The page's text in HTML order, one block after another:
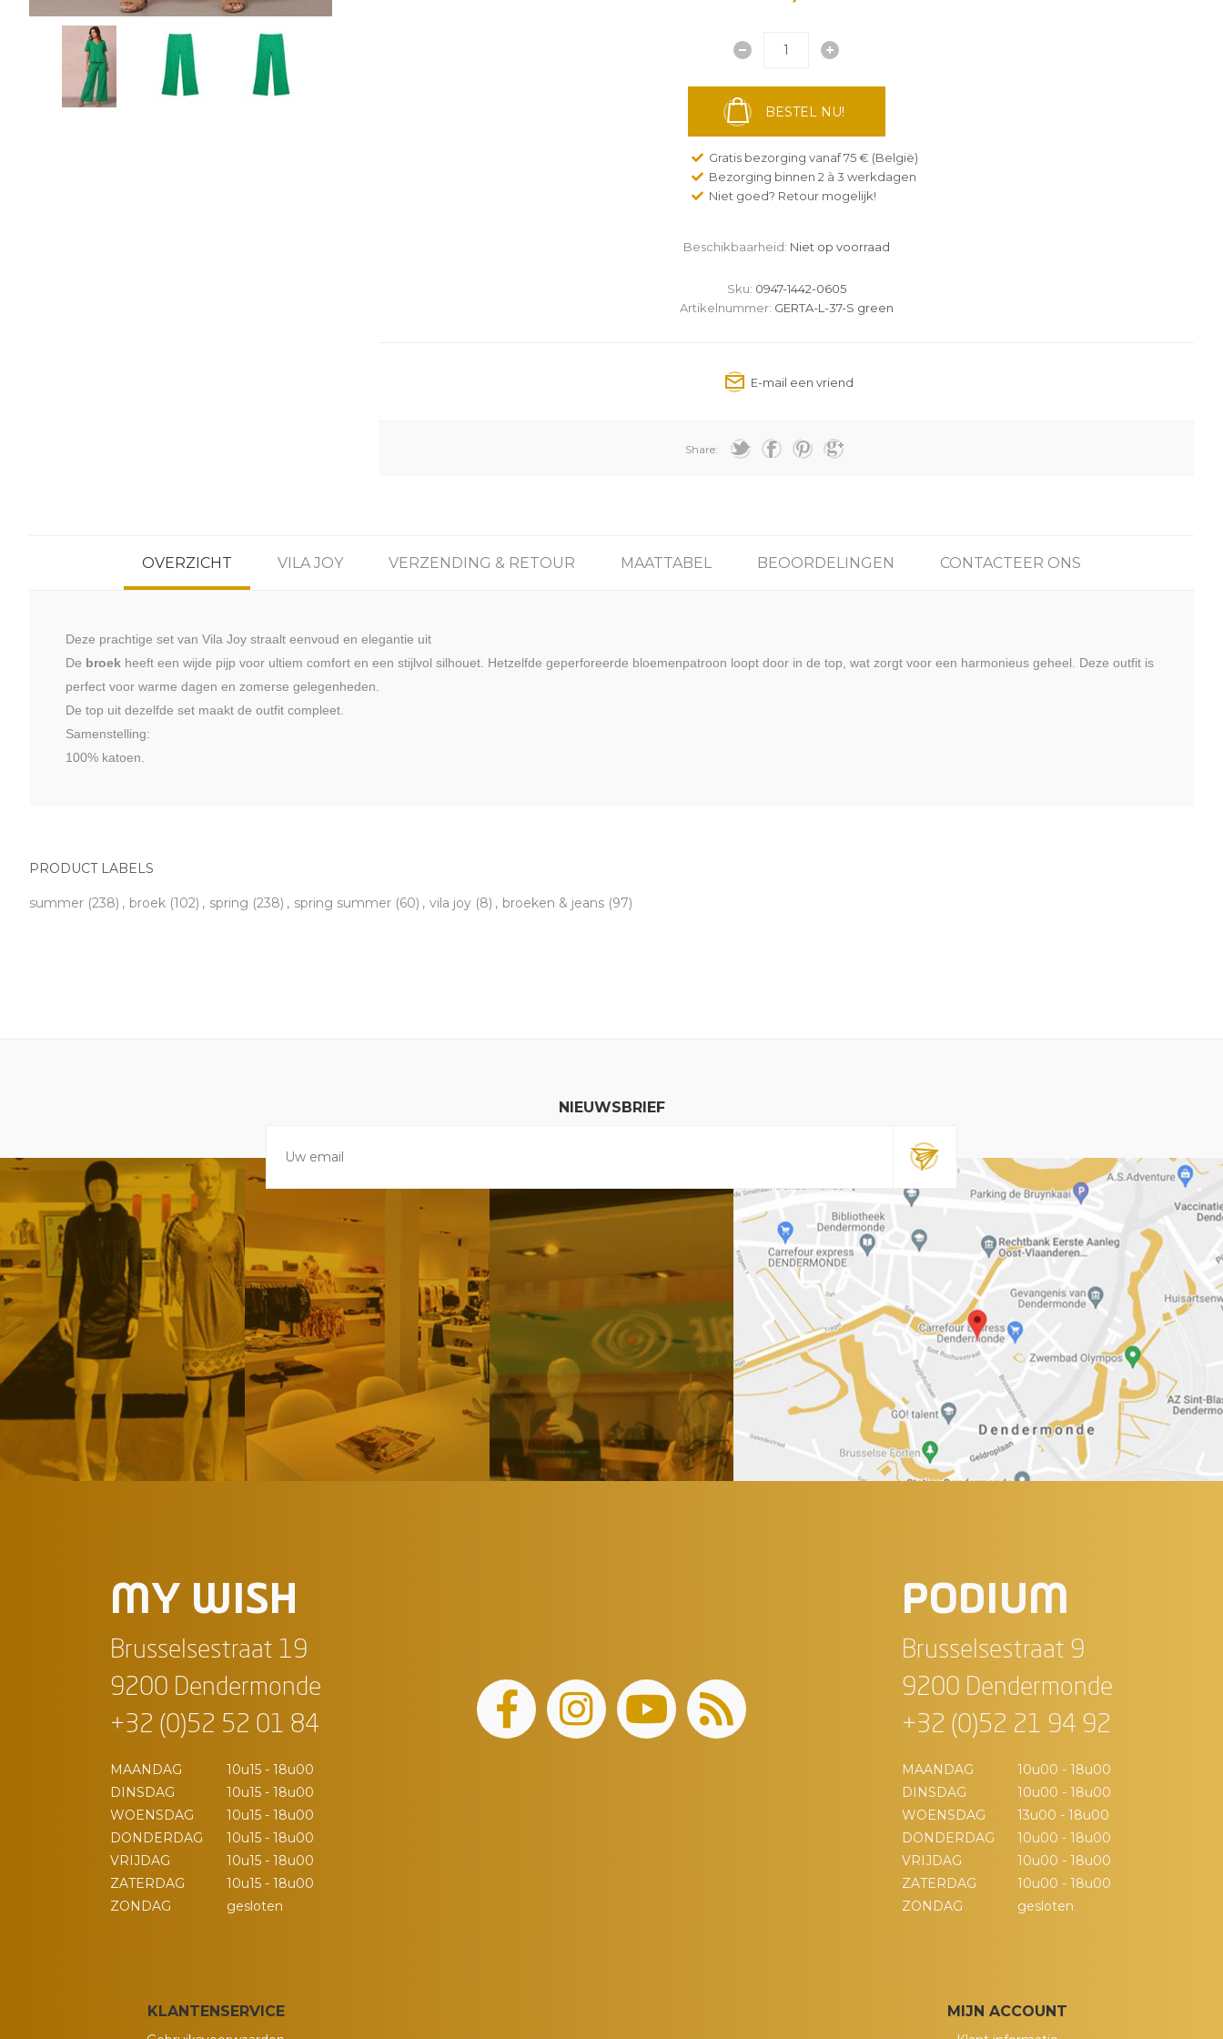
BESTEL NU!
Gratis bezorging vanaf 75 € (België)
Bezorging binnen 2 à 3 werkdagen
Niet goed? Retour mogelijk!
Beschikbaarheid: Niet op voorraad
Sku: 0947-1442-0605
Artikelnummer: GERTA-L-37-S green
Share:
OVERZICHT VILA JOY VERZENDING & RETOUR MAATTABEL BEOORDELINGEN CONTACTEER ONS
Deze prachtige set van Vila Joy straalt eenvoud en elegantie uit
De broek heeft een wijde pijp voor ultiem comfort en een stijlvol silhouet. Hetzelfde geperforeerde bloemenpatroon loopt door in de top, wat zorgt voor een harmonieus geheel. Deze outfit is
perfect voor warme dagen en zomerse gelegenheden.
De top uit dezelfde set maakt de outfit compleet.
Samenstelling:
100% katoen.
PRODUCT LABELS
summer (238) , broek (102) , spring (238) , spring summer (60) , vila joy (8) , broeken & jeans (97)
NIEUWSBRIEF
MY WISH
Brusselsestraat 19
9200 Dendermonde
+32 (0)52 52 01 84
MAANDAG
10u15 - 18u00
DINSDAG
10u15 - 18u00
WOENSDAG
10u15 - 18u00
DONDERDAG
10u15 - 18u00
VRIJDAG
10u15 - 18u00
ZATERDAG
10u15 - 18u00
ZONDAG
gesloten
PODIUM
Brusselsestraat 9
9200 Dendermonde
+32 (0)52 21 94 92
MAANDAG
10u00 - 18u00
DINSDAG
10u00 - 18u00
WOENSDAG
13u00 - 18u00
DONDERDAG
10u00 - 18u00
VRIJDAG
10u00 - 18u00
ZATERDAG
10u00 - 18u00
ZONDAG
gesloten
KLANTENSERVICE MIJN ACCOUNT